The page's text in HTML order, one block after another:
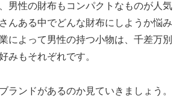
男性の財布もコンパクトなものが人気
んある中でどんな財布にしようか悩み
によって男性の持つ小物は、千差万別
みもそれぞれです。
ランドがあるのか見ていきましょう。